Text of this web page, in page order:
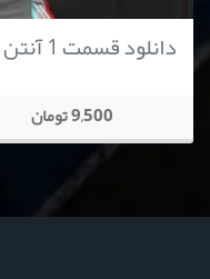
دانلود قسمت 1 آنتن با کیفیت 1080
9,500 تومان